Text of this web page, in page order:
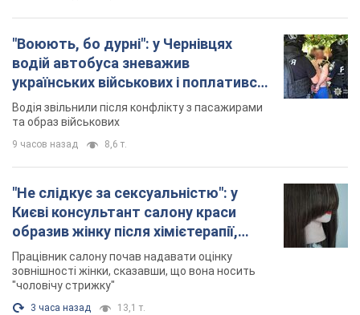
"Воюють, бо дурні": у Чернівцях
водій автобуса зневажив
українських військових і поплатився.
Відео
Водія звільнили після конфлікту з пасажирами
та образ військових
9 часов назад 8,6 т.
"Не слідкує за сексуальністю": у
Києві консультант салону краси
образив жінку після хімієтерапії,
розгорівся скандал. Фото
Працівник салону почав надавати оцінку
зовнішності жінки, сказавши, що вона носить
"чоловічу стрижку"
3 часа назад 13,1 т.